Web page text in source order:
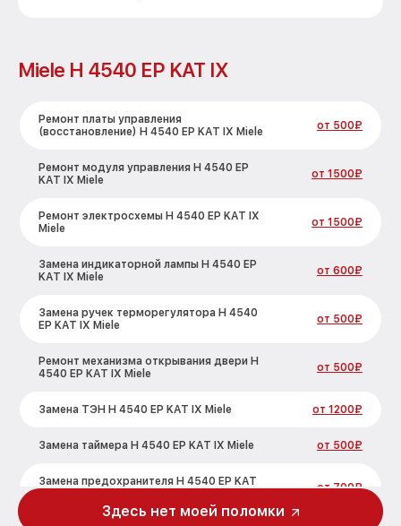
Miele H 4540 EP KAT IX
Ремонт платы управления
(восстановление) H 4540 EP KAT IX Miele
от 500₽
Ремонт модуля управления H 4540 EP
KAT IX Miele
от 1500₽
Ремонт электросхемы H 4540 EP KAT IX
Miele
от 1500₽
Замена индикаторной лампы H 4540 EP
KAT IX Miele
от 600₽
Замена ручек терморегулятора H 4540
EP KAT IX Miele
от 500₽
Ремонт механизма открывания двери H
4540 EP KAT IX Miele
от 500₽
Замена ТЭН H 4540 EP KAT IX Miele от 1200₽
Замена таймера H 4540 EP KAT IX Miele от 500₽
Замена предохранителя H 4540 EP KAT
от 700₽
Здесь нет моей поломки